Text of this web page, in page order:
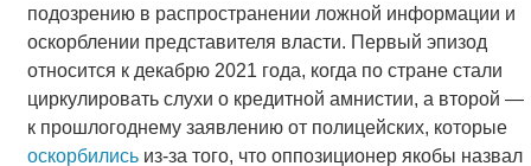
подозрению в распространении ложной информации и
оскорблении представителя власти. Первый эпизод
относится к декабрю 2021 года, когда по стране стали
циркулировать слухи о кредитной амнистии, а второй —
к прошлогоднему заявлению от полицейских, которые
оскорбилисьиз-за того, что оппозиционер якобы назвал